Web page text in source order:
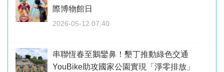
際博物館日
2026-05-12 07:40
串聯恆春至鵝鑾鼻！墾丁推動綠色交通
YouBike助攻國家公園實現「淨零排放」